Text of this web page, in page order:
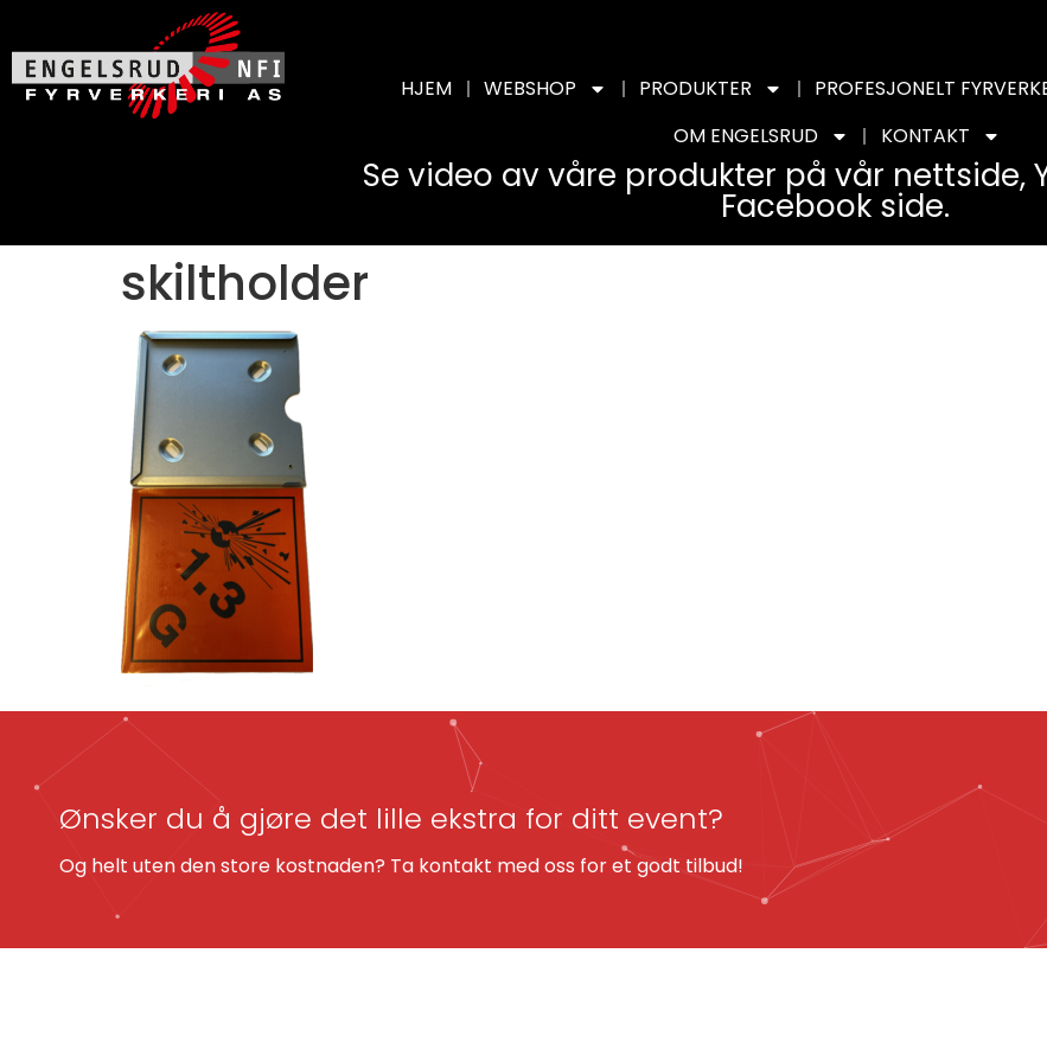
HJEM WEBSHOP PRODUKTER PROFESJONELT
OM ENGELSRUD
KONTAKT
Se video av våre produkter på vår nettside,
Facebook side.
skiltholder
Ønsker du å gjøre det lille ekstra for ditt event?
Og helt uten den store kostnaden? Ta kontakt med oss for et godt tilbud!